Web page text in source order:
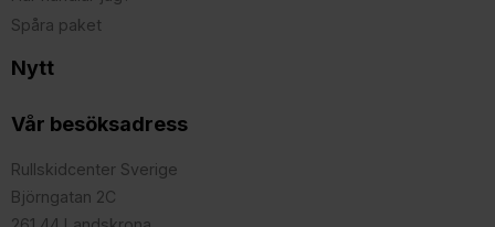
Spåra paket
Nytt
Vår besöksadress
Rullskidcenter Sverige
Björngatan 2C